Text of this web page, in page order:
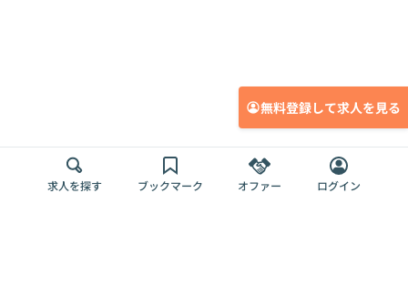
無料登録して求人を見る
求人を探す ブックマーク オファー ログイン